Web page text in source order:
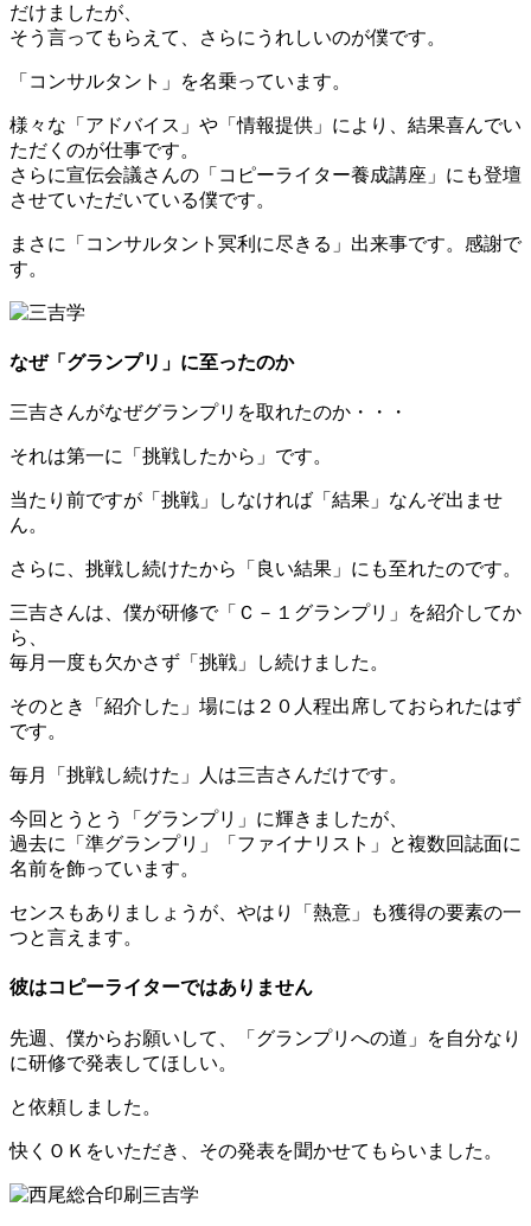
だけましたが、
そう言ってもらえて、さらにうれしいのが僕です。
「コンサルタント」を名乗っています。
様々な「アドバイス」や「情報提供」により、結果喜んでい
ただくのが仕事です。
さらに宣伝会議さんの「コピーライター養成講座」にも登壇
させていただいている僕です。
まさに「コンサルタント冥利に尽きる」出来事です。感謝で
す。
なぜ「グランプリ」に至ったのか
三吉さんがなぜグランプリを取れたのか・・・
それは第一に「挑戦したから」です。
当たり前ですが「挑戦」しなければ「結果」なんぞ出ませ
ん。
さらに、挑戦し続けたから「良い結果」にも至れたのです。
三吉さんは、僕が研修で「Ｃ－１グランプリ」を紹介してか
ら、
毎月一度も欠かさず「挑戦」し続けました。
そのとき「紹介した」場には２０人程出席しておられたはず
です。
毎月「挑戦し続けた」人は三吉さんだけです。
今回とうとう「グランプリ」に輝きましたが、
過去に「準グランプリ」「ファイナリスト」と複数回誌面に
名前を飾っています。
センスもありましょうが、やはり「熱意」も獲得の要素の一
つと言えます。
彼はコピーライターではありません
先週、僕からお願いして、「グランプリへの道」を自分なり
に研修で発表してほしい。
と依頼しました。
快くＯＫをいただき、その発表を聞かせてもらいました。